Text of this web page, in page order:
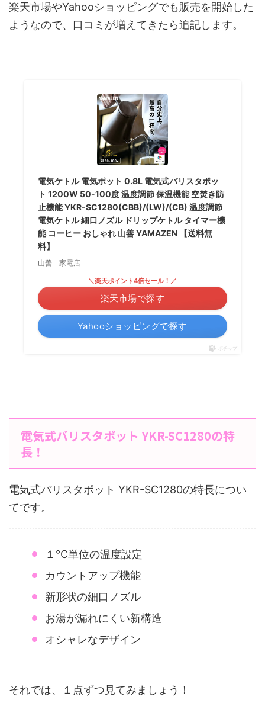
楽天市場やYahooショッピングでも販売を開始した
ようなので、口コミが増えてきたら追記します。
電気ケトル 電気ポット 0.8L 電気式バリスタポッ
ト 1200W 50-100度 温度調節 保温機能 空焚き防
止機能 YKR-SC1280(CBB)/(LW)/(CB) 温度調節
電気ケトル 細口ノズル ドリップケトル タイマー機
能 コーヒー おしゃれ 山善 YAMAZEN 【送料無
料】
山善 家電店
＼楽天ポイント4倍セール！／
楽天市場で探す
Yahooショッピングで探す
ポチップ
電気式バリスタポット YKR-SC1280の特
長！
電気式バリスタポット YKR-SC1280の特長につい
てです。
１℃単位の温度設定
カウントアップ機能
新形状の細口ノズル
お湯が漏れにくい新構造
オシャレなデザイン
それでは、１点ずつ見てみましょう！